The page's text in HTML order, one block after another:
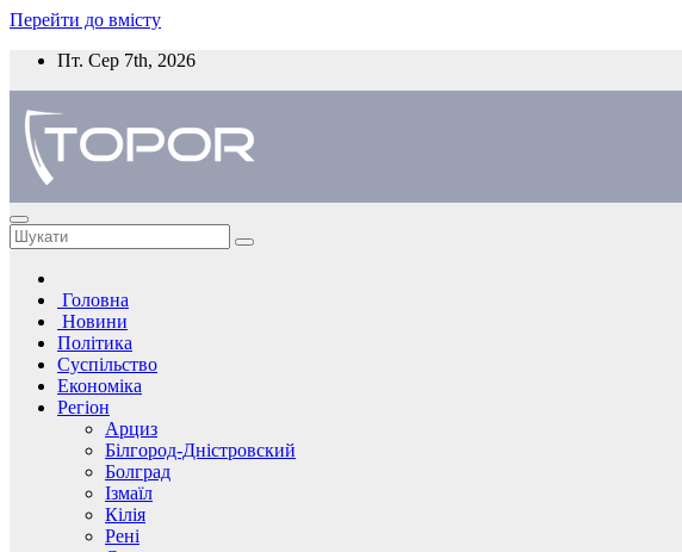
Перейти до вмісту
Пт. Сер 7th, 2026
Головна
Новини
Політика
Суспільство
Економіка
Регіон
Арциз
Білгород-Дністровский
Болград
Ізмаїл
Кілія
Рені